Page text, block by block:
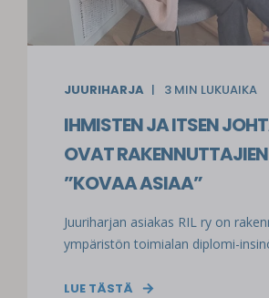
JUURIHARJA 3 MIN LUKUAIKA
IHMISTEN JA ITSEN
OVAT
”KOVAA ASIAA”
Juuriharjan asiakas RIL ry on
ympäristön toimialan diplomi-
LUE TÄSTÄ